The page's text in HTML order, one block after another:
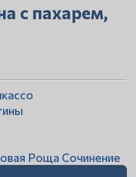
с пахарем,
Роща Сочинение